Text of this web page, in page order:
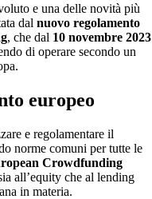
e una delle novità più
dal nuovo regolamento
, che dal 10 novembre 2023
di operare secondo un
europeo
e regolamentare il
norme comuni per tutte le
Crowdfunding
all’equity che al lending
in materia.